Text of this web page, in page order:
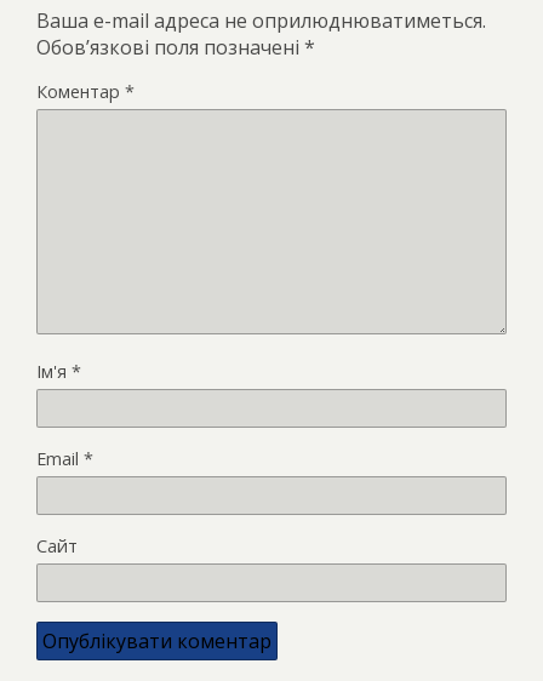
Ваша e-mail адреса не оприлюднюватиметься.
Обов’язкові поля позначені *
Коментар *
Ім'я *
Email *
Сайт